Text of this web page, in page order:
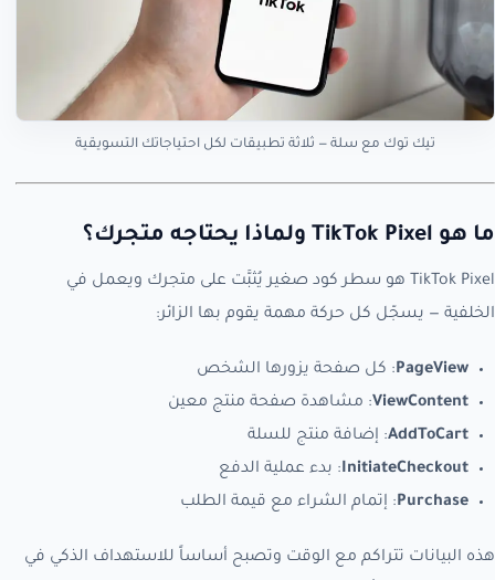
تيك توك مع سلة — ثلاثة تطبيقات لكل احتياجاتك التسويقية
ما هو TikTok Pixel ولماذا يحتاجه متجرك؟
TikTok Pixel هو سطر كود صغير يُثبَّت على متجرك ويعمل في
الخلفية — يسجّل كل حركة مهمة يقوم بها الزائر:
PageView: كل صفحة يزورها الشخص
ViewContent: مشاهدة صفحة منتج معين
AddToCart: إضافة منتج للسلة
InitiateCheckout: بدء عملية الدفع
Purchase: إتمام الشراء مع قيمة الطلب
هذه البيانات تتراكم مع الوقت وتصبح أساساً للاستهداف الذكي في